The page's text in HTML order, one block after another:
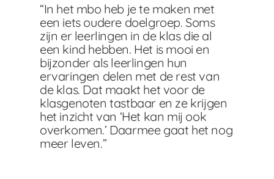
“In het mbo heb je te maken met
een iets oudere doelgroep. Soms
zijn er leerlingen in de klas die al
een kind hebben. Het is mooi en
bijzonder als leerlingen hun
ervaringen delen met de rest van
de klas. Dat maakt het voor de
klasgenoten tastbaar en ze krijgen
het inzicht van ‘Het kan mij ook
overkomen.’ Daarmee gaat het nog
meer leven.”